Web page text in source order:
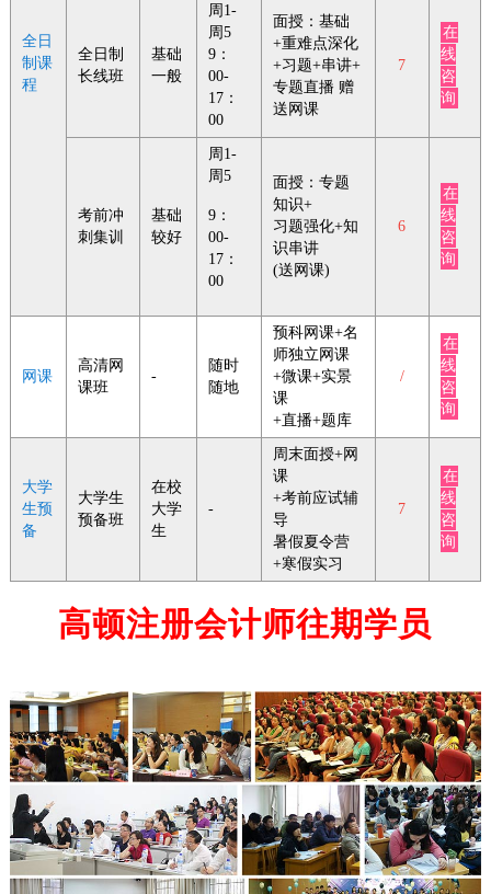
全日
制课
程
全日制
长线班
基础
一般
周1-
周5
9：
00-
17：
00
面授：基础
+重难点深化
+习题+串讲+
专题直播 赠
送网课
7
在
线
咨
询
考前冲
刺集训
基础
较好
周1-
周5
9：
00-
17：
00
面授：专题
知识+
习题强化+知
识串讲
(送网课)
6
在
线
咨
询
网课
高清网
课班
-
随时
随地
预科网课+名
师独立网课
+微课+实景
课
+直播+题库
/
在
线
咨
询
大学
生预
备
大学生
预备班
在校
大学
生
-
周末面授+网
课
+考前应试辅
导
暑假夏令营
+寒假实习
7
在
线
咨
询
高顿注册会计师往期学员